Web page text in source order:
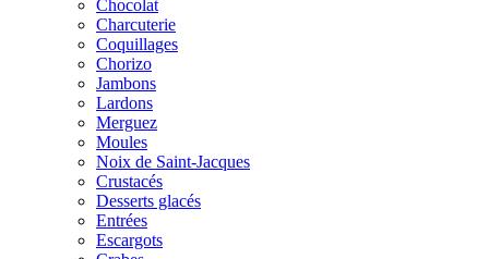
Chocolat
Charcuterie
Coquillages
Chorizo
Jambons
Lardons
Merguez
Moules
Noix de Saint-Jacques
Crustacés
Desserts glacés
Entrées
Escargots